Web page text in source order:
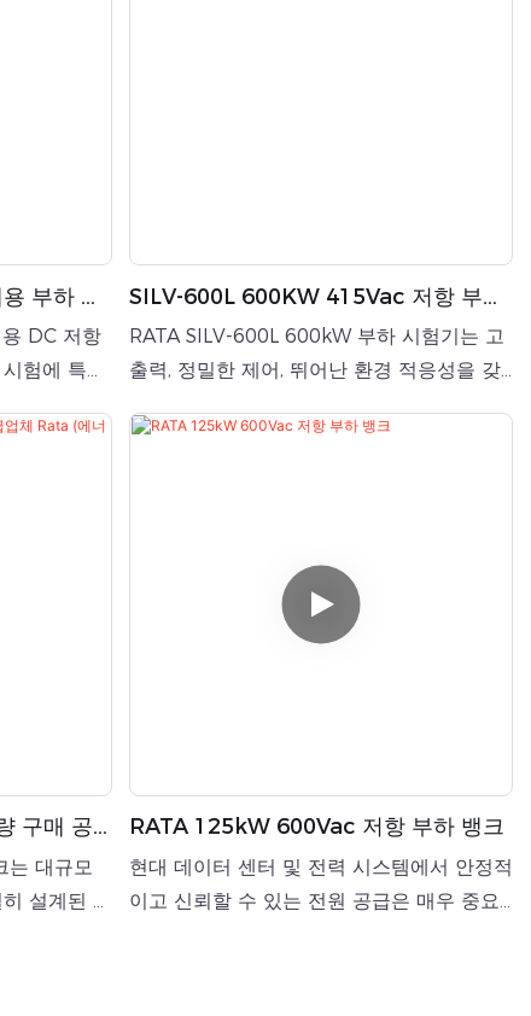
.
부하 뱅
DC 저항
험에 특화
시스템, 태
SILV-600L 600KW 415Vac 저항 부하
뱅크 (발전기 테스트용)
RATA SILV-600L 600kW 부하 시험기는 고
출력, 정밀한 제어, 뛰어난 환경 적응성을 갖
터 센터의 전력 시스템 검증에 적합합니다.
구매 공
용)
는 대규모
설계된 핵
)을 지원
RATA 125kW 600Vac 저항 부하 뱅크
현대 데이터 센터 및 전력 시스템에서 안정적
이고 신뢰할 수 있는 전원 공급은 매우 중요